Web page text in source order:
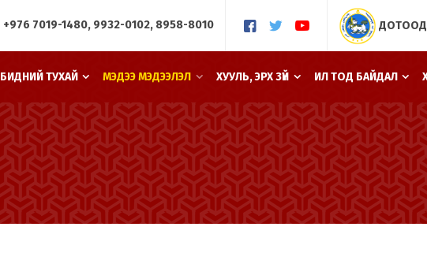
+976 7019-1480, 9932-0102, 8958-8010
БИДНИЙ ТУХАЙ МЭДЭЭ МЭДЭЭЛЭЛ ХУУЛЬ, ЭРХ ЗҮЙ ИЛ ТОД БАЙДАЛ